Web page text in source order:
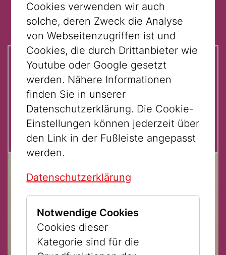
Museum Dorotheergasse
Auf einen Blick:
Für Schüler:innen ab 12 Jahren
Kostenlos.
Cookies verwenden wir auch
solche, deren Zweck die Analyse
von Webseitenzugriffen ist und
Cookies, die durch Drittanbieter wie
Youtube oder Google gesetzt
werden. Nähere Informationen
finden Sie in unserer
Datenschutzerklärung. Die Cookie-
Einstellungen können jederzeit über
den Link in der Fußleiste angepasst
werden.
Datenschutzerklärung
Notwendige Cookies
Cookies dieser
Kategorie sind für die